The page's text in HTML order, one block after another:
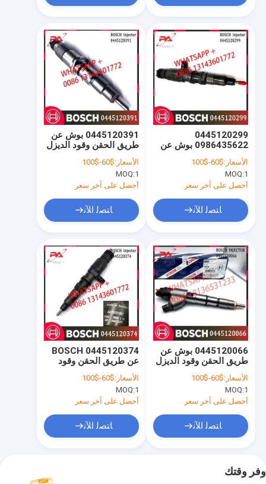
0445120391 بوش عن
طريق الحقن وقود الديزل
DLLA145P1655
0433172016
0445120086
الأسعار:$60-$100
MOQ:1
أحصل على آخر سعر
ﺎﺘﺼﻟ ﺍﻶﻧ
0445120299
0986435622 بوش عن
طريق الحقن وقود الديزل
4700700087
470070008780
0445120298
الأسعار:$60-$100
MOQ:1
أحصل على آخر سعر
ﺎﺘﺼﻟ ﺍﻶﻧ
0445120374 BOSCH
عن طريق الحقن وقود
21
الأسعار:$60-$100
MOQ:1
أحصل على آخر سعر
ﺎﺘﺼﻟ ﺍﻶﻧ
0445120066 بوش عن
طريق الحقن وقود الديزل
DLLA144P1565
0445120066
0986435548
الأسعار:$60-$100
MOQ:1
أحصل على آخر سعر
ﺎﺘﺼﻟ ﺍﻶﻧ
وفر وقتك